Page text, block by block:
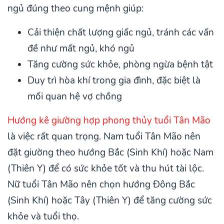
ngủ đúng theo cung mệnh giúp:
Cải thiện chất lượng giấc ngủ, tránh các vấn
đề như mất ngủ, khó ngủ
Tăng cường sức khỏe, phòng ngừa bệnh tật
Duy trì hòa khí trong gia đình, đặc biệt là
mối quan hệ vợ chồng
Hướng kê giường hợp phong thủy tuổi Tân Mão
là việc rất quan trọng. Nam tuổi Tân Mão nên
đặt giường theo hướng Bắc (Sinh Khí) hoặc Nam
(Thiên Y) để có sức khỏe tốt và thu hút tài lộc.
Nữ tuổi Tân Mão nên chọn hướng Đông Bắc
(Sinh Khí) hoặc Tây (Thiên Y) để tăng cường sức
khỏe và tuổi thọ.